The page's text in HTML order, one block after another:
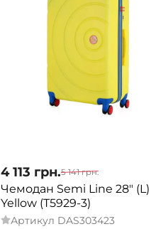
4 113 грн.5 141 грн.
Чемодан Semi Line 28" (L)
Yellow (T5929-3)
Артикул DAS303423